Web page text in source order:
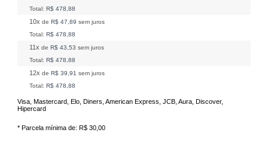
Total: R$ 478,88
10x de R$ 47,89 sem juros
Total: R$ 478,88
11x de R$ 43,53 sem juros
Total: R$ 478,88
12x de R$ 39,91 sem juros
Total: R$ 478,88
Visa, Mastercard, Elo, Diners, American Express, JCB, Aura, Discover,
Hipercard
* Parcela mínima de: R$ 30,00